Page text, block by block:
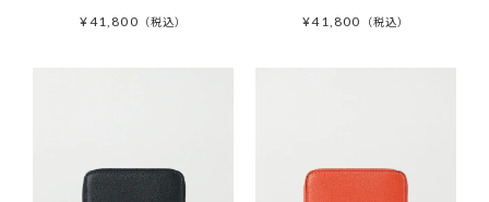
¥41,800 税込 ¥41,800 税込